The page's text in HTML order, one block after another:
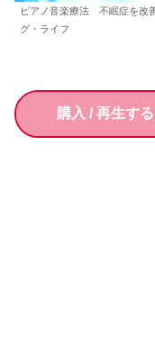
ピアノ音楽療法 不眠症を改
グ・ライフ
購入 / 再生する